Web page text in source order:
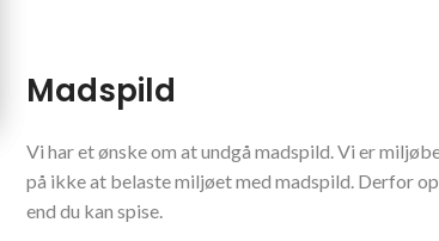
Madspild
Vi har et ønske om at undgå madspild. Vi er
på ikke at belaste miljøet med madspild. Derfor
end du kan spise.